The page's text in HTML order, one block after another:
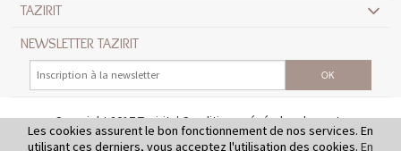
TAZIRIT
NEWSLETTER TAZIRIT
Copyright 2017 Tazirit
Conditions générales de vente
Mentions légales
Crédits
Les cookies assurent le bon fonctionnement de nos services. En
utilisant ces derniers, vous acceptez l'utilisation des cookies. En